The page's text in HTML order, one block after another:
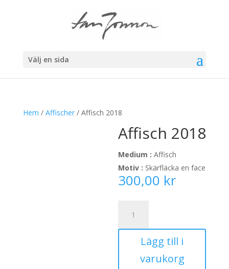
Välj en sida
Hem / Affischer/ Affisch 2018
Affisch 2018
Medium :Affisch
Motiv : Skärfläcka en face
300,00 kr
2018
mängd
Lägg till i
varukorg